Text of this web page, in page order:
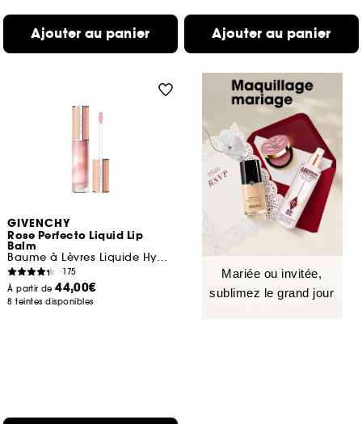
Ajouter au panier Ajouter au panier
GIVENCHY
Rose Perfecto Liquid Lip
Balm
Baume à Lèvres Liquide Hydratation & Brillance
175
À partir de44,00€
8 teintes disponibles
Mariée ou invitée,
sublimez le grand jour